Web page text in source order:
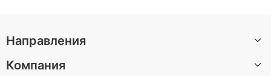
Направления
Все направления
Компания